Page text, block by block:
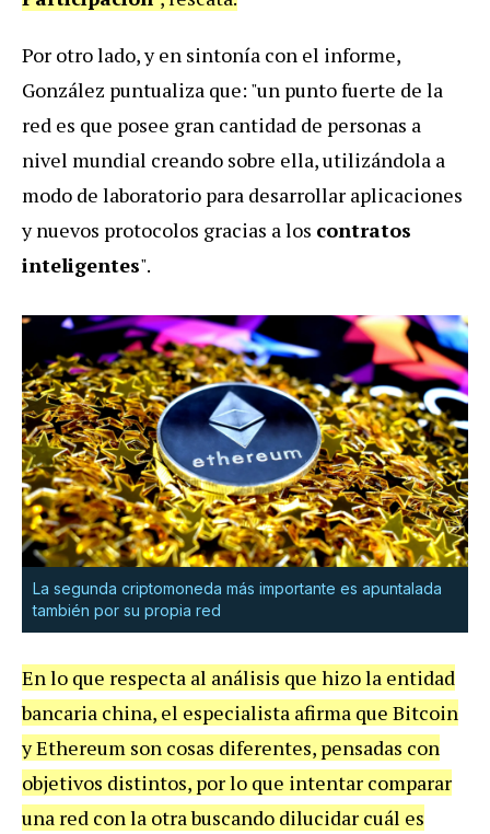
Por otro lado, y en sintonía con el informe,
González puntualiza que: "un punto fuerte de la
red es que posee gran cantidad de personas a
nivel mundial creando sobre ella, utilizándola a
modo de laboratorio para desarrollar aplicaciones
y nuevos protocolos gracias a los contratos
inteligentes".
La segunda criptomoneda más importante es apuntalada
también por su propia red
En lo que respecta al análisis que hizo la entidad
bancaria china, el especialista afirma que Bitcoin
y Ethereum son cosas diferentes, pensadas con
objetivos distintos, por lo que intentar comparar
una red con la otra buscando dilucidar cuál es